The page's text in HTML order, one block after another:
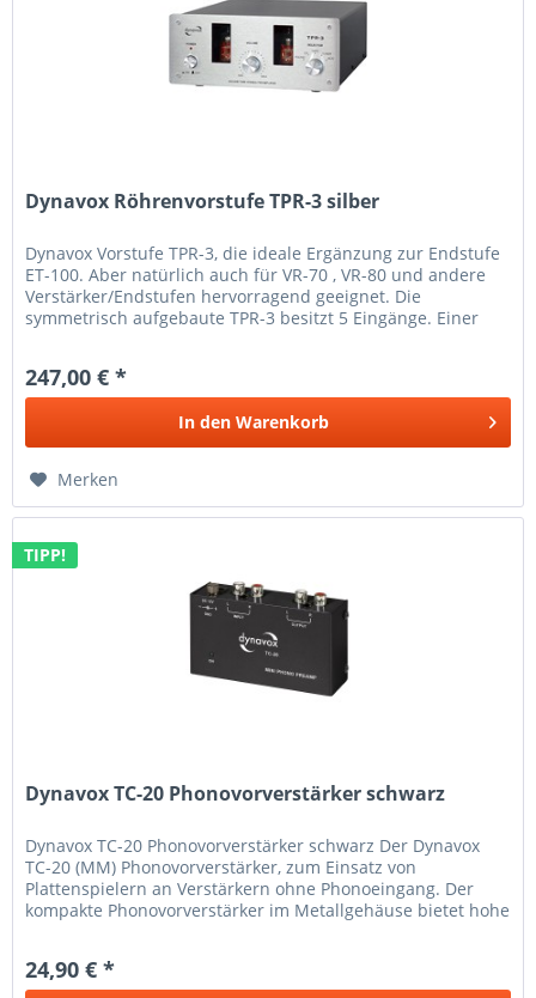
Dynavox Röhrenvorstufe TPR-3 silber
Dynavox Vorstufe TPR-3, die ideale Ergänzung zur Endstufe
ET-100. Aber natürlich auch für VR-70 , VR-80 und andere
Verstärker/Endstufen hervorragend geeignet. Die
symmetrisch aufgebaute TPR-3 besitzt 5 Eingänge. Einer
247,00 € *
In den Warenkorb
Merken
TIPP!
Dynavox TC-20 Phonovorverstärker schwarz
Dynavox TC-20 Phonovorverstärker schwarz Der Dynavox
TC-20 (MM) Phonovorverstärker, zum Einsatz von
Plattenspielern an Verstärkern ohne Phonoeingang. Der
kompakte Phonovorverstärker im Metallgehäuse bietet hohe
24,90 € *